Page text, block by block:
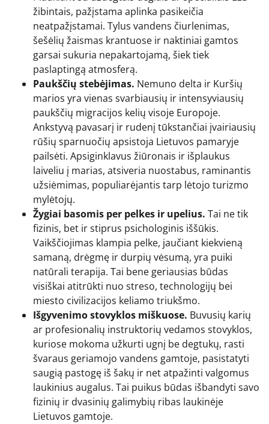
žibintais, pažįstama aplinka pasikeičia
neatpažįstamai. Tylus vandens čiurlenimas,
šešėlių žaismas krantuose ir naktiniai gamtos
garsai sukuria nepakartojamą, šiek tiek
paslaptingą atmosferą.
Paukščių stebėjimas. Nemuno delta ir Kuršių
marios yra vienas svarbiausių ir intensyviausių
paukščių migracijos kelių visoje Europoje.
Ankstyvą pavasarį ir rudenį tūkstančiai įvairiausių
rūšių sparnuočių apsistoja Lietuvos pamaryje
pailsėti. Apsiginklavus žiūronais ir išplaukus
laiveliu į marias, atsiveria nuostabus, raminantis
užsiėmimas, populiarėjantis tarp lėtojo turizmo
mylėtojų.
Žygiai basomis per pelkes ir upelius. Tai ne tik
fizinis, bet ir stiprus psichologinis iššūkis.
Vaikščiojimas klampia pelke, jaučiant kiekvieną
samaną, drėgmę ir durpių vėsumą, yra puiki
natūrali terapija. Tai bene geriausias būdas
visiškai atitrūkti nuo streso, technologijų bei
miesto civilizacijos keliamo triukšmo.
Išgyvenimo stovyklos miškuose. Buvusių karių
ar profesionalių instruktorių vedamos stovyklos,
kuriose mokoma užkurti ugnį be degtukų, rasti
švaraus geriamojo vandens gamtoje, pasistatyti
saugią pastogę iš šakų ir net atpažinti valgomus
laukinius augalus. Tai puikus būdas išbandyti savo
fizinių ir dvasinių galimybių ribas laukinėje
Lietuvos gamtoje.